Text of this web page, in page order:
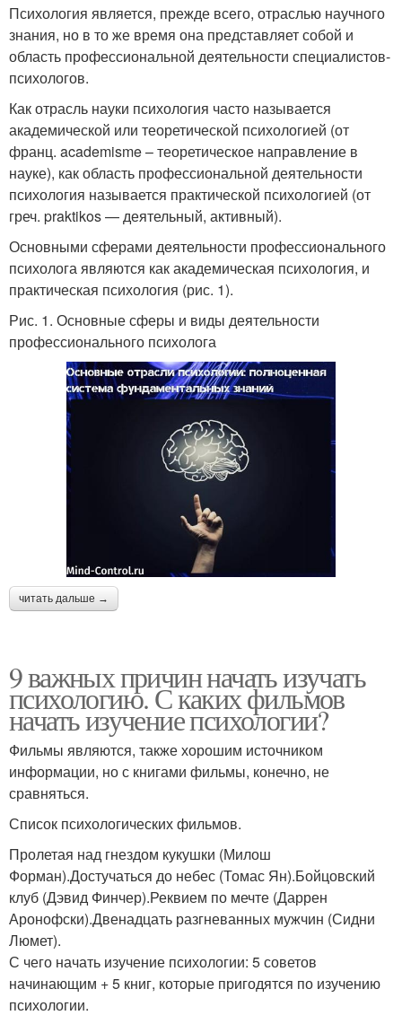
Психология является, прежде всего, отраслью научного
знания, но в то же время она представляет собой и
область профессиональной деятельности специалистов-
психологов.
Как отрасль науки психология часто называется
академической или теоретической психологией (от
франц. academisme – теоретическое направление в
науке), как область профессиональной деятельности
психология называется практической психологией (от
греч. praktikos — деятельный, активный).
Основными сферами деятельности профессионального
психолога являются как академическая психология, и
практическая психология (рис. 1).
Рис. 1. Основные сферы и виды деятельности
профессионального психолога
читать дальше →
9 важных причин начать изучать
психологию. С каких фильмов
начать изучение психологии?
Фильмы являются, также хорошим источником
информации, но с книгами фильмы, конечно, не
сравняться.
Список психологических фильмов.
Пролетая над гнездом кукушки (Милош
Форман).Достучаться до небес (Томас Ян).Бойцовский
клуб (Дэвид Финчер).Реквием по мечте (Даррен
Аронофски).Двенадцать разгневанных мужчин (Сидни
Люмет).
С чего начать изучение психологии: 5 советов
начинающим + 5 книг, которые пригодятся по изучению
психологии.